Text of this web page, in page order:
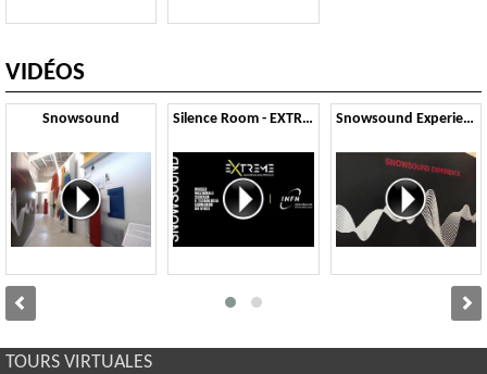
VIDÉOS
Snowsound Silence Room - EXTREME Snowsound Experience
TOURS VIRTUALES